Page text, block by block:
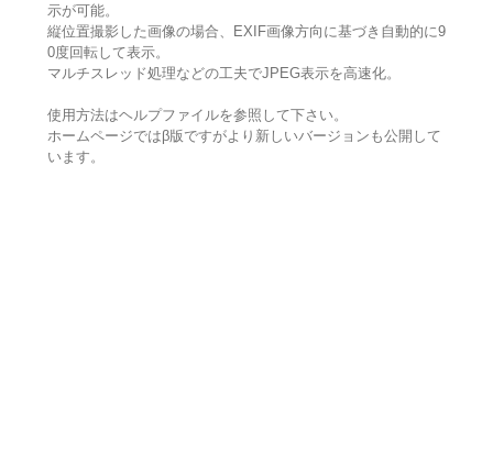
示が可能。
縦位置撮影した画像の場合、EXIF画像方向に基づき自動的に9
0度回転して表示。
マルチスレッド処理などの工夫でJPEG表示を高速化。
使用方法はヘルプファイルを参照して下さい。
ホームページではβ版ですがより新しいバージョンも公開して
います。